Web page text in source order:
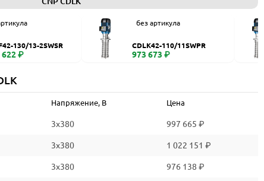
130/13-2SWSR
622 ₽
без артикула
CDLK42-110/11SWPR
973 673 ₽
Напряжение, В Цена
3x380 997 665 ₽
3x380 1 022 151 ₽
3x380 976 138 ₽